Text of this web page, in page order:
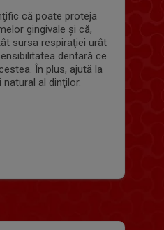
că poate proteja
gingivale și că,
sursa respiraţiei urât
dentară ce
În plus, ajută la
natural al dinţilor.